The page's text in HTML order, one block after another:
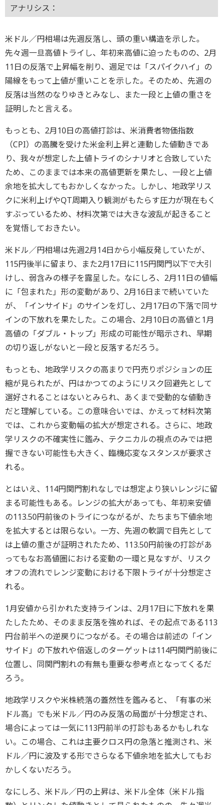
アナリシス：
米ドル／円相場は先週反落し、頭の重い構造を示した。
先々週一旦高値トライし、年初来高値に迫ったものの、2月
11日の反落で上昇幅を削り、週足では「スパイクハイ」の
陽線をもって上値が重いことを示した。そのため、先週の
反落は当然のなりゆきとみなし、また一段と上値の重さを
証明したと言える。
もっとも、2月10日の高値打診は、米消費者物価指数
（CPI）の高騰を受けた米金利上昇と連動した値動きであ
り、我々が想定した上値トライのシナリオと合致していた
ため、このままでは本来の高値更新を果たし、一段と上値
余地を拡大してもおかしくなかった。しかし、地政学リス
クに米利上げやQT周期入り観測がもたらす圧力が現在もく
すぶっているため、材料次第では大きな波乱が起きること
を覚悟しておきたい。
米ドル／円相場は先週2月14日から小幅反発していたが、
115円後半に留まり、また2月17日に115円関門以下で大引
けし、弱含みの様子を露呈した。なにしろ、2月11日の値幅
に「包まれた」形の変動があり、2月16日まで続いていた
が、「インサイド」のサインを灯し、2月17日の下落で同サ
インの下放れを果たした。この場合、2月10日の高値と1月
高値の「ダブル・トップ」形成の可能性が暗示され、早期
の切り返しがないと一段と反落するだろう。
もっとも、地政学リスクの高まりで円売りポジションの圧
縮が見られたが、円はかつてのようにリスク回避先として
選好されることはないとみられ、あくまで受動的な値動き
だと理解している。この意味合いでは、かえって材料次第
では、これから変動幅の拡大が想定される。さらに、地政
学リスクの不確実性に鑑み、テクニカルの視点のみでは把
握できない可能性も大きく、臨機応変なスタンスが要求さ
れる。
とはいえ、114円関門割れなしでは想定より狭いレンジに留
まる可能性もある。レンジの拡大があっても、年初来安値
の113.50円前後のトライにつながるが、たちまち下値余地
を拡大するとは限らない。一方、先週の軟調で目先として
は上値の重さが証明されたため、113.50円前後の打診があ
ってもなお高値圏における変動の一環と見なすが、リスク
オフの流れでレンジ変動における下限トライが十分想定さ
れる。
1月安値から引かれた支持ラインは、2月17日に下放れを果
たしたため、そのまま反落を強めれば、その起点である113
円台前半への逆戻りにつながる。その場合は前述の「イン
サイド」の下放れや倍返しのターゲットは114円関門前後に
位置し、同関門割れの有無も重要な参考点となってくるだ
ろう。
地政学リスクや米株続落の蓋然性を鑑みると、「有事の米
ドル高」でも米ドル／円のみ反落の局面が十分想定され、
場合によっては一気に113円前半の打診もあるかもしれな
い。この場合、これは主要クロス円の急落と推測され、米
ドル／円に波及する形でさらなる下値余地を拡大してもお
かしくないだろう。
なにしろ、米ドル／円の上昇は、米ドル全体（米ドル指